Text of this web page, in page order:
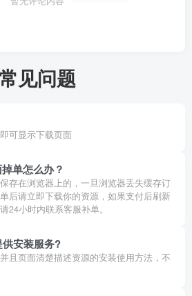
常见问题
可显示下载页面
单怎么办？
存在浏览器上的，一旦浏览器丢失缓存订
后请立即下载你的资源，如果支付后刷新
24小时内联系客服补单。
安装服务?
且页面清楚描述资源的安装使用方法，不